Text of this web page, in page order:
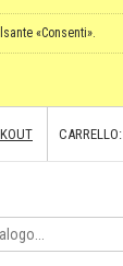
«Consenti».
CARRELLO: